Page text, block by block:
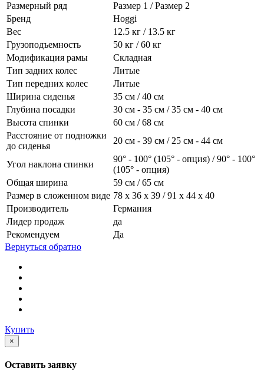
Размерный ряд
Размер 1 / Размер 2
Бренд
Hoggi
Вес
12.5 кг / 13.5 кг
Грузоподъемность
50 кг / 60 кг
Модификация рамы
Складная
Тип задних колес
Литые
Тип передних колес
Литые
Ширина сиденья
35 см / 40 см
Глубина посадки
30 cм - 35 см / 35 см - 40 см
Высота спинки
60 см / 68 см
Расстояние от подножки
до сиденья
20 см - 39 см / 25 см - 44 см
Угол наклона спинки
90° - 100° (105° - опция) / 90° - 100°
(105° - опция)
Общая ширина
59 см / 65 см
Размер в сложенном виде 78 x 36 x 39 / 91 x 44 x 40
Производитель
Германия
Лидер продаж
да
Рекомендуем
Да
Вернуться обратно
Купить
×
Оставить заявку